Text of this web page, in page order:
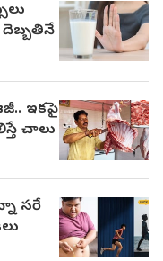
ఇకపై
చాలు
సరే